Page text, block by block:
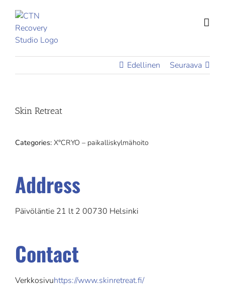
content
Edellinen Seuraava
Skin Retreat
Categories: X°CRYO – paikalliskylmähoito
Address
Päivöläntie 21 lt 2 00730 Helsinki
Contact
Verkkosivuhttps://www.skinretreat.fi/